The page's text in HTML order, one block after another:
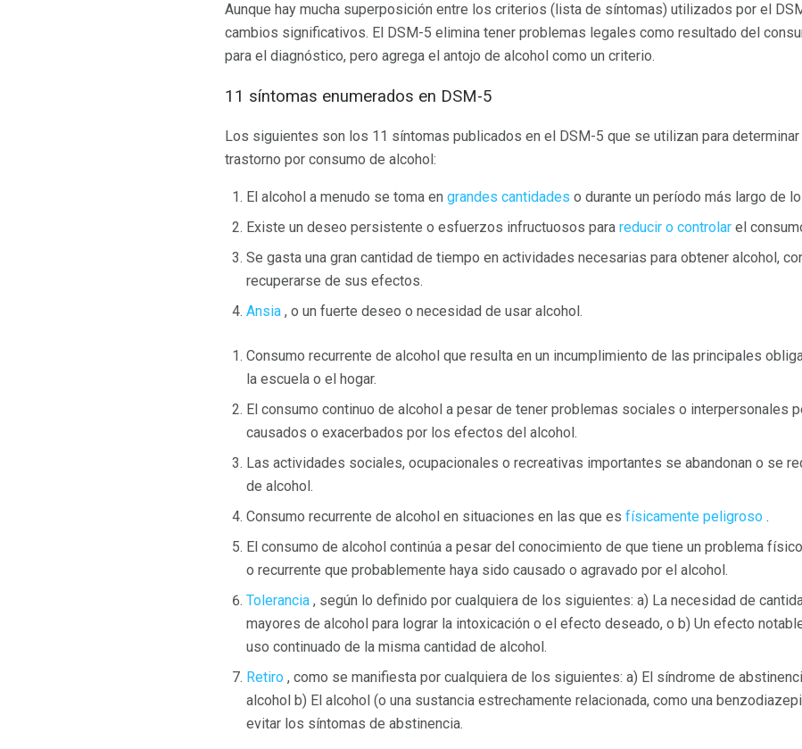
Aunque hay mucha superposición entre los criterios (lista de síntomas) utilizados por el
cambios significativos. El DSM-5 elimina tener problemas legales como resultado del
para el diagnóstico, pero agrega el antojo de alcohol como un criterio.
11 síntomas enumerados en DSM-5
Los siguientes son los 11 síntomas publicados en el DSM-5 que se utilizan para
trastorno por consumo de alcohol:
El alcohol a menudo se toma en grandes cantidades o durante un período más largo de
Existe un deseo persistente o esfuerzos infructuosos para reducir o controlar el
Se gasta una gran cantidad de tiempo en actividades necesarias para obtener alcohol,
recuperarse de sus efectos.
Ansia , o un fuerte deseo o necesidad de usar alcohol.
Consumo recurrente de alcohol que resulta en un incumplimiento de las principales
la escuela o el hogar.
El consumo continuo de alcohol a pesar de tener problemas sociales o interpersonales
causados ​​o exacerbados por los efectos del alcohol.
Las actividades sociales, ocupacionales o recreativas importantes se abandonan o se
de alcohol.
Consumo recurrente de alcohol en situaciones en las que es físicamente peligroso .
El consumo de alcohol continúa a pesar del conocimiento de que tiene un problema
o recurrente que probablemente haya sido causado o agravado por el alcohol.
Tolerancia , según lo definido por cualquiera de los siguientes: a) La necesidad de
mayores de alcohol para lograr la intoxicación o el efecto deseado, o b) Un efecto
uso continuado de la misma cantidad de alcohol.
Retiro , como se manifiesta por cualquiera de los siguientes: a) El síndrome de
alcohol b) El alcohol (o una sustancia estrechamente relacionada, como una
evitar los síntomas de abstinencia.